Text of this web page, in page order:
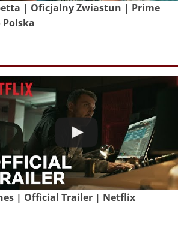
| Oficjalny Zwiastun | Prime
Polska
| Official Trailer | Netflix